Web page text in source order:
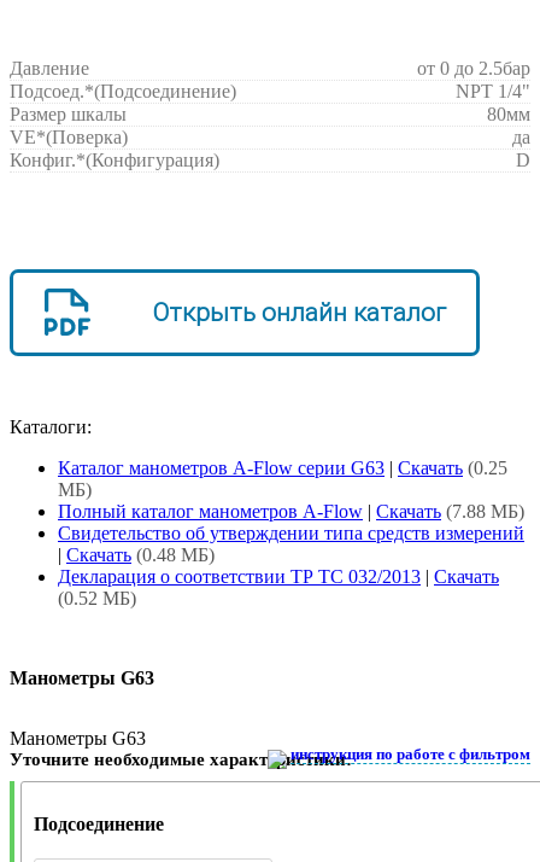
Давление
от 0 до 2.5бар
Подсоед.*(Подсоединение)
NPT 1/4"
Размер шкалы
80мм
VE*(Поверка)
да
Конфиг.*(Конфигурация) D
Открыть онлайн каталог
Каталоги:
Каталог манометров A-Flow серии G63 | Скачать (0.25
МБ)
Полный каталог манометров A-Flow | Скачать (7.88 МБ)
Свидетельство об утверждении типа средств измерений
| Скачать (0.48 МБ)
Декларация о соответствии ТР ТС 032/2013 | Скачать
(0.52 МБ)
Манометры G63
Манометры G63
Уточните необходимые характеристики:инструкция по работе с фильтром
Подсоединение